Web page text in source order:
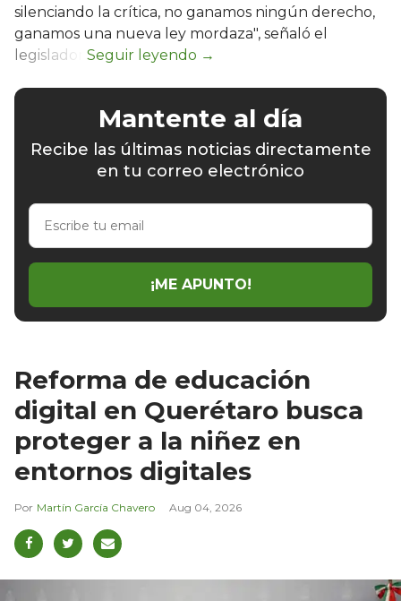
silenciando la crítica, no ganamos ningún derecho,
ganamos una nueva ley mordaza", señaló el
legislador.
Mantente al día
Recibe las últimas noticias directamente
en tu correo electrónico
Escribe
email
¡ME APUNTO!
Reforma de educación
digital en Querétaro busca
proteger a la niñez en
entornos digitales
Martín García Chavero Aug 04, 2026